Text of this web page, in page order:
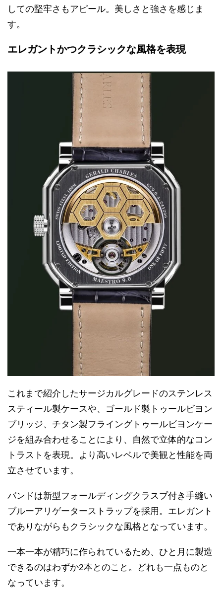
しての堅牢さもアピール。美しさと強さを感じま
す。
エレガントかつクラシックな風格を表現
これまで紹介したサージカルグレードのステンレス
スティール製ケースや、ゴールド製トゥールビヨン
ブリッジ、チタン製フライングトゥールビヨンケー
ジを組み合わせることにより、自然で立体的なコン
トラストを表現。より高いレベルで美観と性能を両
立させています。
バンドは新型フォールディングクラスプ付き手縫い
ブルーアリゲーターストラップを採用。エレガント
でありながらもクラシックな風格となっています。
一本一本が精巧に作られているため、ひと月に製造
できるのはわずか2本とのこと。どれも一点ものと
なっています。